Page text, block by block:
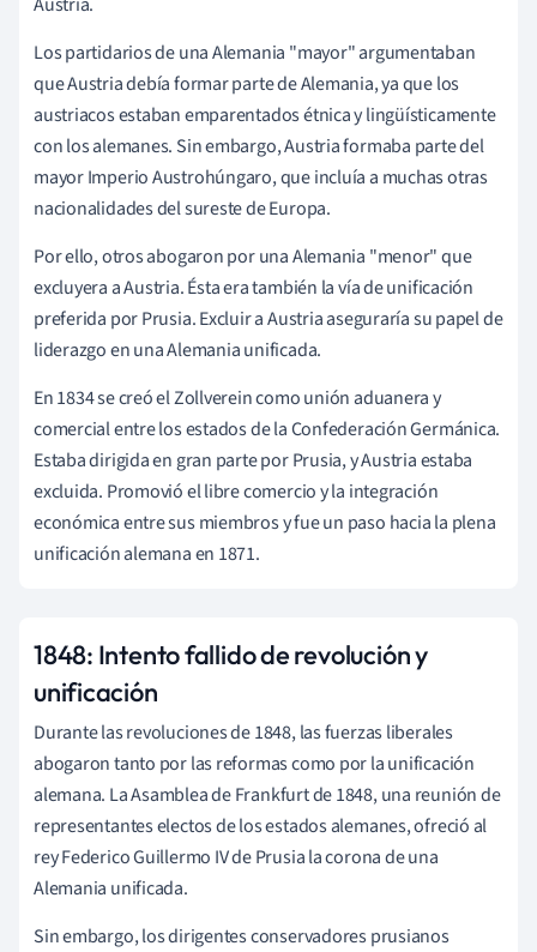
Los partidarios de una Alemania "mayor" argumentaban
que Austria debía formar parte de Alemania, ya que los
austriacos estaban emparentados étnica y lingüísticamente
con los alemanes. Sin embargo, Austria formaba parte del
mayor Imperio Austrohúngaro, que incluía a muchas otras
nacionalidades del sureste de Europa.
Por ello, otros abogaron por una Alemania "menor" que
excluyera a Austria. Ésta era también la vía de unificación
preferida por Prusia. Excluir a Austria aseguraría su papel de
liderazgo en una Alemania unificada.
En 1834 se creó el Zollverein como unión aduanera y
comercial entre los estados de la Confederación Germánica.
Estaba dirigida en gran parte por Prusia, y Austria estaba
excluida. Promovió el libre comercio y la integración
económica entre sus miembros y fue un paso hacia la plena
unificación alemana en 1871.
1848: Intento fallido de revolución y
unificación
Durante las revoluciones de 1848, las fuerzas liberales
abogaron tanto por las reformas como por la unificación
alemana. La Asamblea de Frankfurt de 1848, una reunión de
representantes electos de los estados alemanes, ofreció al
rey Federico Guillermo IV de Prusia la corona de una
Alemania unificada.
Sin embargo, los dirigentes conservadores prusianos